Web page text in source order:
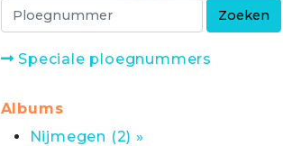
Speciale ploegnummers
Albums
Nijmegen (2) »